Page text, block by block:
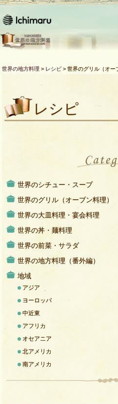
ホーム
商品紹介
世界の地方料理 > レシピ >世界のグリル（オー
レシピ
世界のシチュー・スープ
世界のグリル（オーブン料理）
世界の大皿料理・宴会料理
世界の丼・麺料理
世界の前菜・サラダ
世界の地方料理（番外編）
地域
アジア
ヨーロッパ
中近東
アフリカ
オセアニア
北アメリカ
南アメリカ